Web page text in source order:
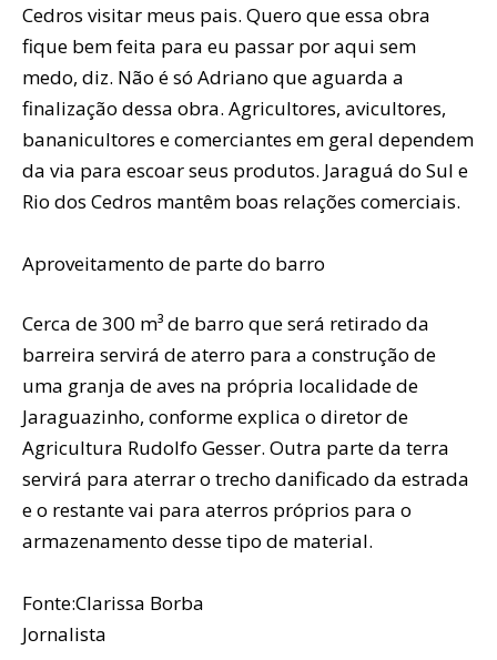
Cedros visitar meus pais. Quero que essa obra
fique bem feita para eu passar por aqui sem
medo, diz. Não é só Adriano que aguarda a
finalização dessa obra. Agricultores, avicultores,
bananicultores e comerciantes em geral dependem
da via para escoar seus produtos. Jaraguá do Sul e
Rio dos Cedros mantêm boas relações comerciais.
Aproveitamento de parte do barro
Cerca de 300 m³ de barro que será retirado da
barreira servirá de aterro para a construção de
uma granja de aves na própria localidade de
Jaraguazinho, conforme explica o diretor de
Agricultura Rudolfo Gesser. Outra parte da terra
servirá para aterrar o trecho danificado da estrada
e o restante vai para aterros próprios para o
armazenamento desse tipo de material.
Fonte:Clarissa Borba
Jornalista